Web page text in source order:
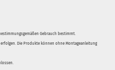
Gebrauch bestimmt.
Die Produkte können ohne Montageanleitung